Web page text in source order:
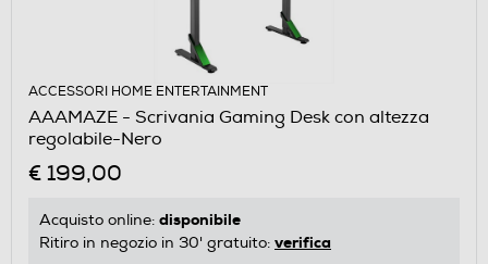
ACCESSORI HOME ENTERTAINMENT
AAAMAZE - Scrivania Gaming Desk con altezza
regolabile-Nero
€ 199,00
Acquisto online: disponibile
Ritiro in negozio in 30' gratuito: verifica